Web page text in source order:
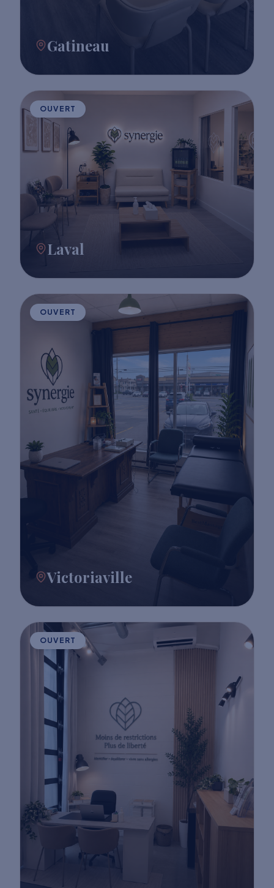
Gatineau
OUVERT
Laval
OUVERT
Victoriaville
OUVERT